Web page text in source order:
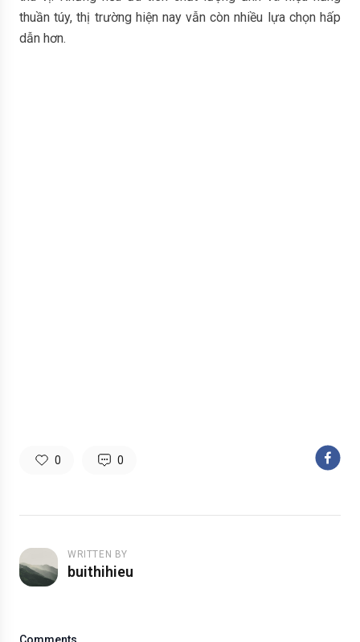
thuần túy, thị trường hiện nay vẫn còn nhiều lựa chọn hấp
dẫn hơn.
0 0
WRITTEN BY
buithihieu